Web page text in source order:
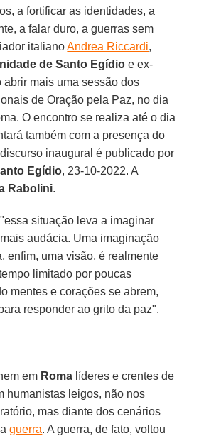
a fortificar as identidades, a
a falar duro, a guerras sem
italianoAndrea Riccardi,
de Santo Egídio e ex-
abrir mais uma sessão dos
de Oração pela Paz, no dia
O encontro se realiza até o dia
também com a presença do
inaugural é publicado por
Egídio, 23-10-2022. A
Rabolini.
situação leva a imaginar
audácia. Uma imaginação
enfim, uma visão, é realmente
limitado por poucas
mentes e corações se abrem,
responder ao grito da paz".
em Roma líderes e crentes de
humanistas leigos, não nos
mas diante dos cenários
guerra. A guerra, de fato, voltou